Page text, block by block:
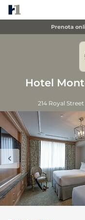
Prenota
Hotel
214 Royal Street